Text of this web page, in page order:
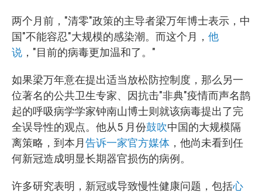
两个月前，"清零"政策的主导者梁万年博士表示，中
国"不能容忍"大规模的感染潮。而这个月， 他
说 ，"目前的病毒更加温和了。"
如果梁万年意在提出适当放松防控制度，那么另一
位著名的公共卫生专家、因抗击"非典"疫情而声名鹊
起的呼吸病学学家钟南山博士则就该病毒提出了完
全误导性的观点。他从5 月份鼓吹中国的大规模隔
离策略，到本月告诉一家官方媒体 ，他尚未看到任
何新冠造成明显长期器官损伤的病例。
许多研究表明，新冠或导致慢性健康问题，包括心